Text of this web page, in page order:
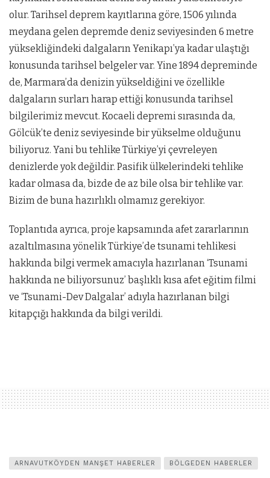
olur. Tarihsel deprem kayıtlarına göre, 1506 yılında
meydana gelen depremde deniz seviyesinden 6 metre
yüksekliğindeki dalgaların Yenikapı’ya kadar ulaştığı
konusunda tarihsel belgeler var. Yine 1894 depreminde
de, Marmara’da denizin yükseldiğini ve özellikle
dalgaların surları harap ettiği konusunda tarihsel
bilgilerimiz mevcut. Kocaeli depremi sırasında da,
Gölcük’te deniz seviyesinde bir yükselme olduğunu
biliyoruz. Yani bu tehlike Türkiye’yi çevreleyen
denizlerde yok değildir. Pasifik ülkelerindeki tehlike
kadar olmasa da, bizde de az bile olsa bir tehlike var.
Bizim de buna hazırlıklı olmamız gerekiyor.
Toplantıda ayrıca, proje kapsamında afet zararlarının
azaltılmasına yönelik Türkiye’de tsunami tehlikesi
hakkında bilgi vermek amacıyla hazırlanan ‘Tsunami
hakkında ne biliyorsunuz’ başlıklı kısa afet eğitim filmi
ve ‘Tsunami-Dev Dalgalar’ adıyla hazırlanan bilgi
kitapçığı hakkında da bilgi verildi.
ARNAVUTKÖYDEN MANŞET HABERLER BÖLGEDEN HABERLER